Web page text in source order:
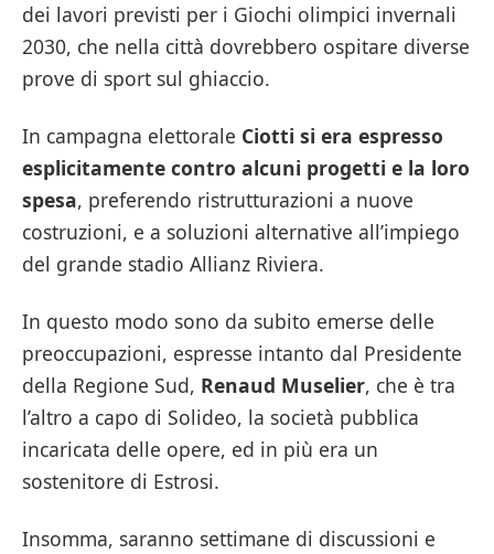
dei lavori previsti per i Giochi olimpici invernali
2030, che nella città dovrebbero ospitare diverse
prove di sport sul ghiaccio.
In campagna elettorale Ciotti si era espresso
esplicitamente contro alcuni progetti e la loro
spesa, preferendo ristrutturazioni a nuove
costruzioni, e a soluzioni alternative all’impiego
del grande stadio Allianz Riviera.
In questo modo sono da subito emerse delle
preoccupazioni, espresse intanto dal Presidente
della Regione Sud, Renaud Muselier, che è tra
l’altro a capo di Solideo, la società pubblica
incaricata delle opere, ed in più era un
sostenitore di Estrosi.
Insomma, saranno settimane di discussioni e